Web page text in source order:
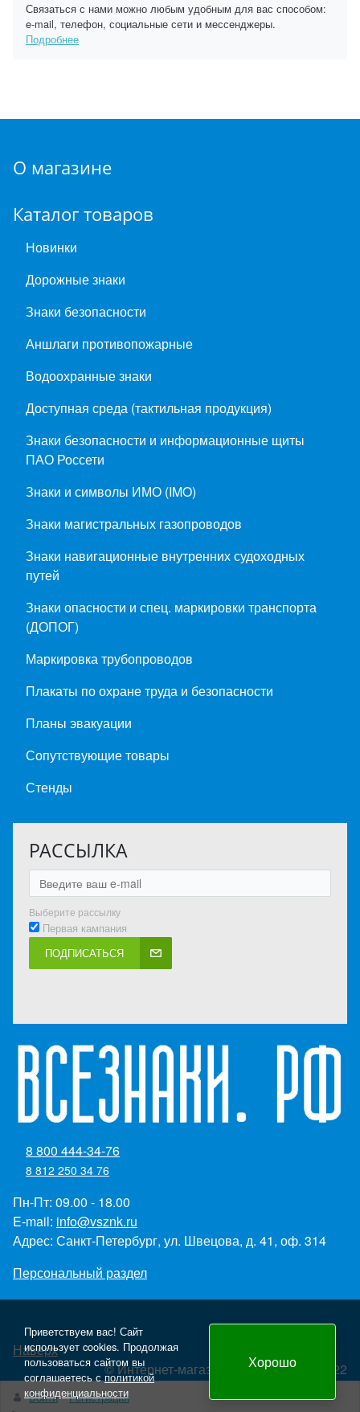
Связаться с нами можно любым удобным для вас способом:
e-mail, телефон, социальные сети и мессенджеры.
Подробнее
О магазине
Каталог товаров
Новинки
Дорожные знаки
Знаки безопасности
Аншлаги противопожарные
Водоохранные знаки
Доступная среда (тактильная продукция)
Знаки безопасности и информационные щиты
ПАО Россети
Знаки и символы ИМО (IMO)
Знаки магистральных газопроводов
Знаки навигационные внутренних судоходных
путей
Знаки опасности и спец. маркировки транспорта
(ДОПОГ)
Маркировка трубопроводов
Плакаты по охране труда и безопасности
Планы эвакуации
Сопутствующие товары
Стенды
РАССЫЛКА
Выберите рассылку
Первая кампания
ПОДПИСАТЬСЯ
8 800 444-34-76
8 812 250 34 76
Пн-Пт: 09.00 - 18.00
E-mail: info@vsznk.ru
Адрес: Санкт-Петербург, ул. Швецова, д. 41, оф. 314
Персональный раздел
Наверх
© Интернет-магазин "Всезнаки.рф" 2022
Создание и продвижение сайта - Panteon WS
Войти
Регистрация
Приветствуем вас! Сайт
использует cookies. Продолжая
пользоваться сайтом вы
соглашаетесь сполитикой
конфиденциальности
Хорошо